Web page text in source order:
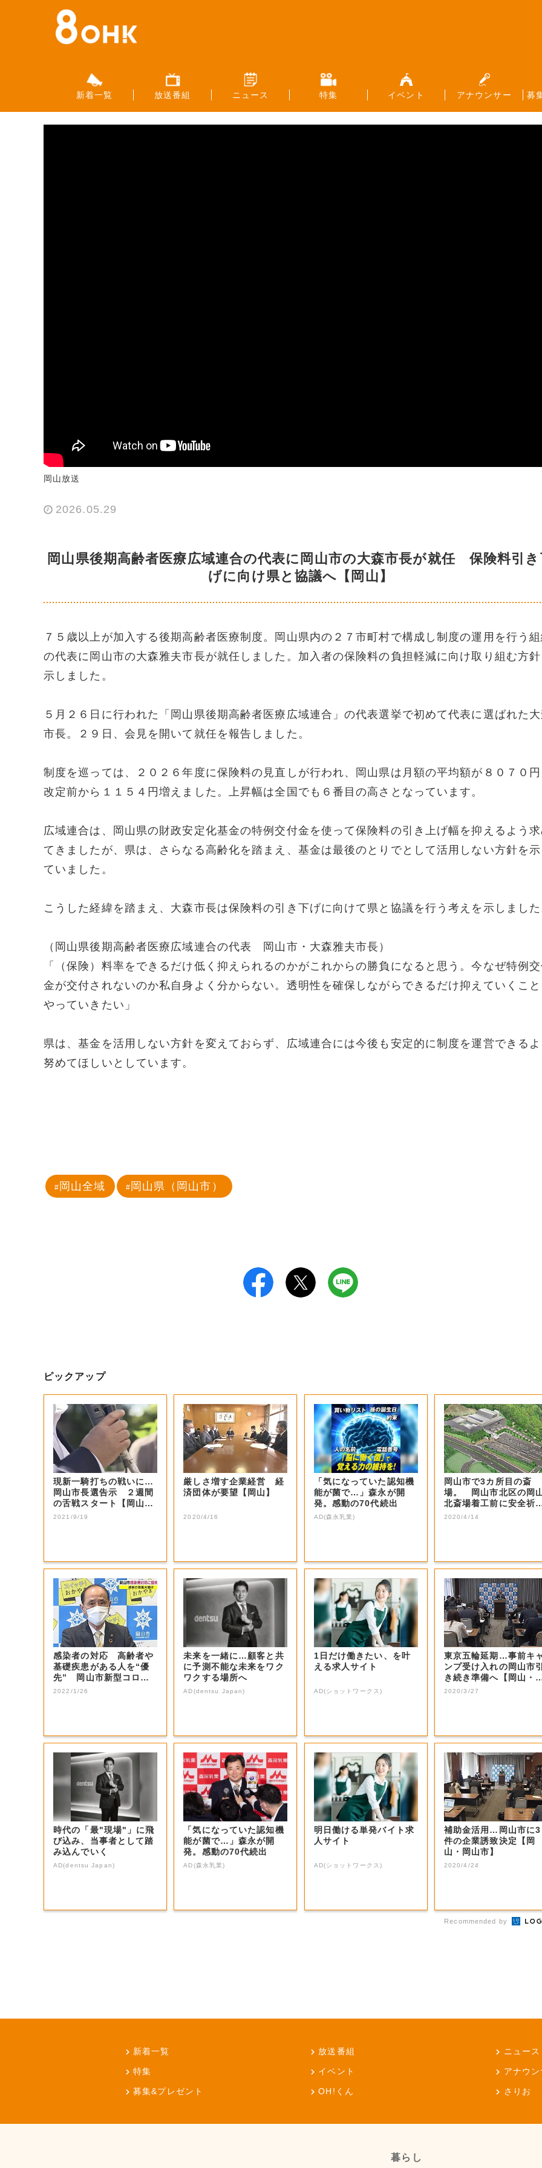
新着一覧 放送番組 ニュース 特集 イベント アナウンサー 募
岡山放送
2026.05.29
岡山県後期高齢者医療広域連合の代表に岡山市の大森市長が就任 保険料引
げに向け県と協議へ【岡山】
７５歳以上が加入する後期高齢者医療制度。岡山県内の２７市町村で構成し制度の運用を行う
の代表に岡山市の大森雅夫市長が就任しました。加入者の保険料の負担軽減に向け取り組む方
示しました。
５月２６日に行われた「岡山県後期高齢者医療広域連合」の代表選挙で初めて代表に選ばれた
市長。２９日、会見を開いて就任を報告しました。
制度を巡っては、２０２６年度に保険料の見直しが行われ、岡山県は月額の平均額が８０７０
改定前から１１５４円増えました。上昇幅は全国でも６番目の高さとなっています。
広域連合は、岡山県の財政安定化基金の特例交付金を使って保険料の引き上げ幅を抑えるよう
てきましたが、県は、さらなる高齢化を踏まえ、基金は最後のとりでとして活用しない方針を
ていました。
こうした経緯を踏まえ、大森市長は保険料の引き下げに向けて県と協議を行う考えを示しまし
（岡山県後期高齢者医療広域連合の代表 岡山市・大森雅夫市長）
「（保険）料率をできるだけ低く抑えられるのかがこれからの勝負になると思う。今なぜ特例
金が交付されないのか私自身よく分からない。透明性を確保しながらできるだけ抑えていくこ
やっていきたい」
県は、基金を活用しない方針を変えておらず、広域連合には今後も安定的に制度を運営できる
努めてほしいとしています。
岡山全域 岡山県（岡山市）
ピックアップ
現新一騎打ちの戦いに…
岡山市長選告示 ２週間
の舌戦スタート【岡山・
岡山市】
2021/9/19
厳しさ増す企業経営 経
済団体が要望【岡山】
2020/4/16
「気になっていた認知機
能が菌で…」森永が開
発。感動の70代続出
AD(森永乳業)
岡山市で3カ所目の斎
場。 岡山市北区の岡
北斎場着工前に安全祈
祭【岡山・岡山市...
2020/4/14
感染者の対応 高齢者や
基礎疾患がある人を“優
先” 岡山市新型コロナ
対策【岡山・岡...
2022/1/26
未来を一緒に…顧客と共
に予測不能な未来をワク
ワクする場所へ
AD(dentsu Japan)
1日だけ働きたい、を叶
える求人サイト
AD(ショットワークス)
東京五輪延期…事前キ
ンプ受け入れの岡山市
き続き準備へ【岡山・
山市】
2020/3/27
時代の「最"現場"」に飛
び込み、当事者として踏
み込んでいく
AD(dentsu Japan)
「気になっていた認知機
能が菌で…」森永が開
発。感動の70代続出
AD(森永乳業)
明日働ける単発バイト求
人サイト
AD(ショットワークス)
補助金活用…岡山市に3
件の企業誘致決定【岡
山・岡山市】
2020/4/24
Recommended by
新着一覧 放送番組 ニュース
特集 イベント アナウ
募集&プレゼント OH!くん さりお
暮らし